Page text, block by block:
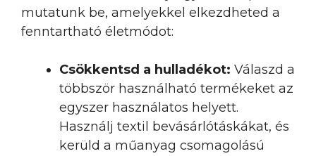
mutatunk be, amelyekkel elkezdheted a
fenntartható életmódot:
Csökkentsd a hulladékot: Válaszd a
többször használható termékeket az
egyszer használatos helyett.
Használj textil bevásárlótáskákat, és
kerüld a műanyag csomagolású